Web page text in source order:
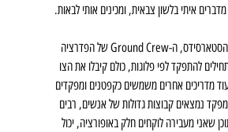
כבר אמרתי שאנחנו, הסטארסידס, ה-Ground Crew של הפדרציה
להתפקד לפי פלוגות, כולם קיבלו את הצו
מדריכים אחרים משמשים כקפטנים ומפקדים
נמצאים קבוצות גדולות של אנשים, רבים
שאני מעבירה לוקחים חלק באופורציה, יכול